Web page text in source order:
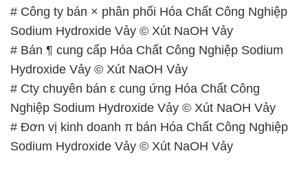
# Công ty bán × phân phối Hóa Chất Công Nghiệp
Sodium Hydroxide Vảy © Xút NaOH Vảy
# Bán ¶ cung cấp Hóa Chất Công Nghiệp Sodium
Hydroxide Vảy © Xút NaOH Vảy
# Cty chuyên bán ε cung ứng Hóa Chất Công
Nghiệp Sodium Hydroxide Vảy © Xút NaOH Vảy
# Đơn vị kinh doanh π bán Hóa Chất Công Nghiệp
Sodium Hydroxide Vảy © Xút NaOH Vảy